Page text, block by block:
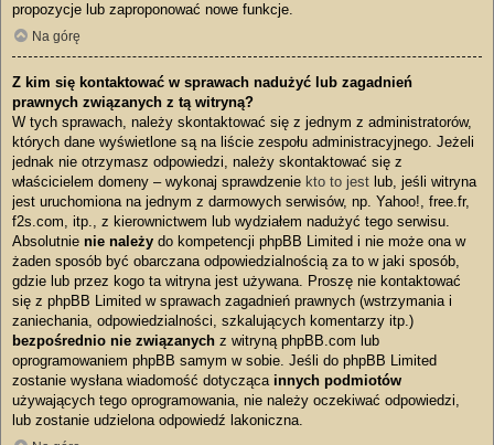
propozycje lub zaproponować nowe funkcje.
Na górę
Z kim się kontaktować w sprawach nadużyć lub zagadnień
prawnych związanych z tą witryną?
W tych sprawach, należy skontaktować się z jednym z administratorów,
których dane wyświetlone są na liście zespołu administracyjnego. Jeżeli
jednak nie otrzymasz odpowiedzi, należy skontaktować się z
właścicielem domeny – wykonaj sprawdzenie kto to jest lub, jeśli witryna
jest uruchomiona na jednym z darmowych serwisów, np. Yahoo!, free.fr,
f2s.com, itp., z kierownictwem lub wydziałem nadużyć tego serwisu.
Absolutnie nie należy do kompetencji phpBB Limited i nie może ona w
żaden sposób być obarczana odpowiedzialnością za to w jaki sposób,
gdzie lub przez kogo ta witryna jest używana. Proszę nie kontaktować
się z phpBB Limited w sprawach zagadnień prawnych (wstrzymania i
zaniechania, odpowiedzialności, szkalujących komentarzy itp.)
bezpośrednio nie związanych z witryną phpBB.com lub
oprogramowaniem phpBB samym w sobie. Jeśli do phpBB Limited
zostanie wysłana wiadomość dotycząca innych podmiotów
używających tego oprogramowania, nie należy oczekiwać odpowiedzi,
lub zostanie udzielona odpowiedź lakoniczna.